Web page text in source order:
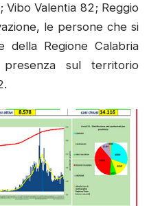
Valentia 82; Reggio
le persone che si
della Regione Calabria
sul territorio